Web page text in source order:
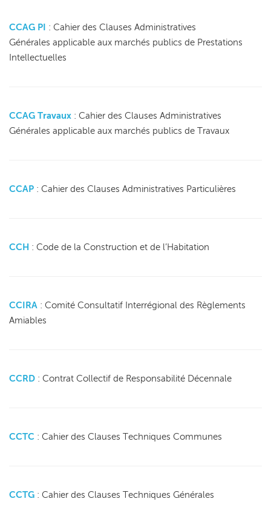
CCAG PI : Cahier des Clauses Administratives
Générales applicable aux marchés publics de Prestations
Intellectuelles
CCAG Travaux : Cahier des Clauses Administratives
Générales applicable aux marchés publics de Travaux
CCAP : Cahier des Clauses Administratives Particulières
CCH : Code de la Construction et de l’Habitation
CCIRA : Comité Consultatif Interrégional des Règlements
Amiables
CCRD : Contrat Collectif de Responsabilité Décennale
CCTC : Cahier des Clauses Techniques Communes
CCTG : Cahier des Clauses Techniques Générales